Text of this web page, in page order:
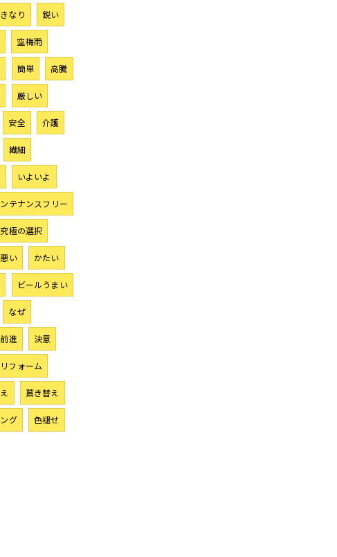
なり 鋭い
空梅雨
簡単 高騰
厳しい
安全 介護
繊細
いよいよ
ンテナンスフリー
究極の選択
悪い かたい
ビールうまい
なぜ
前進 決意
リフォーム
葺き替え
グ 色褪せ